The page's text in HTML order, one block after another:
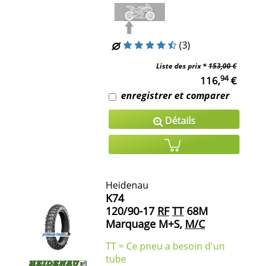
(3)
Liste des prix *153,00 €
116,94€
enregistrer et comparer
Détails
Heidenau
K74
120/90-17 RF TT68M
Marquage M+S, M/C
TT = Ce pneu a besoin d'un
tube